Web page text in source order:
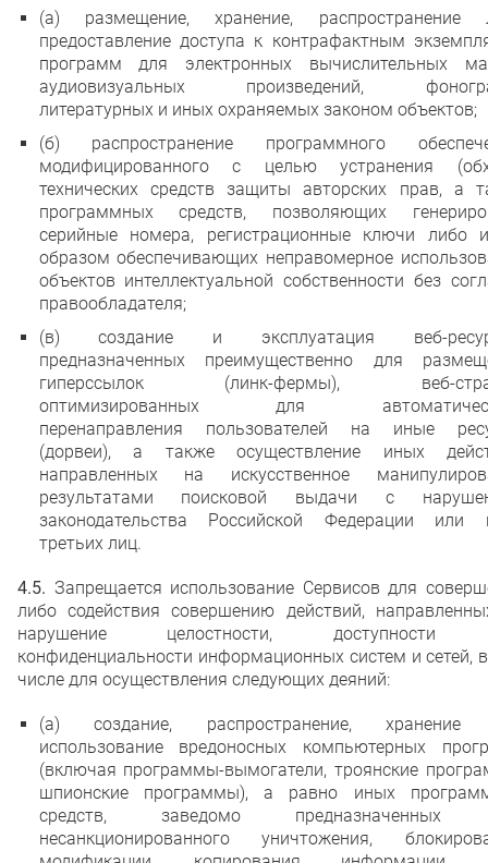
(а) размещение, хранение, распространение
предоставление доступа к контрафактным
программ для электронных вычислительных
аудиовизуальных произведений,
литературных и иных охраняемых законом объектов;
(б) распространение программного
модифицированного с целью устранения
технических средств защиты авторских прав, а
программных средств, позволяющих
серийные номера, регистрационные ключи либо
образом обеспечивающих неправомерное
объектов интеллектуальной собственности без
правообладателя;
(в) создание и эксплуатация веб-
предназначенных преимущественно для
гиперссылок (линк-фермы), веб-
оптимизированных для
перенаправления пользователей на иные
(дорвеи), а также осуществление иных
направленных на искусственное
результатами поисковой выдачи с
законодательства Российской Федерации или
третьих лиц.
4.5. Запрещается использование Сервисов для
либо содействия совершению действий,
нарушение целостности, доступности
конфиденциальности информационных систем и сетей,
числе для осуществления следующих деяний:
(а) создание, распространение, хранение
использование вредоносных компьютерных
(включая программы-вымогатели, троянские
шпионские программы), а равно иных
средств, заведомо предназначенных
несанкционированного уничтожения,